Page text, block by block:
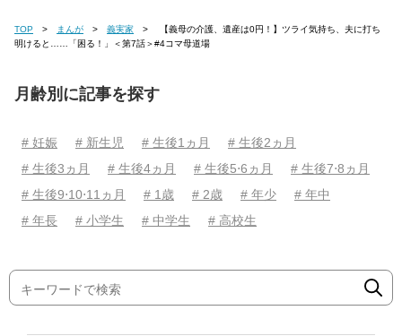
TOP まんが 義実家
明けると……「困る！」＜第7話＞#4コマ母道場
月齢別に記事を探す
# 妊娠 # 新生児 # 生後1ヵ月
# 生後2ヵ月
# 生後3ヵ月
# 生後4ヵ月 # 生後5⋅6ヵ月
# 生後7⋅8ヵ月
# 生後9⋅10⋅11ヵ月
# 1歳 # 2歳 # 年少
# 年中
# 年長
# 小学生 # 中学生 # 高校生